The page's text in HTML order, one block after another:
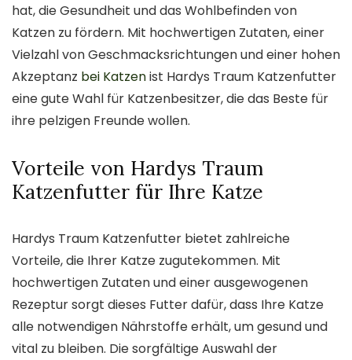
hat, die Gesundheit und das Wohlbefinden von
Katzen zu fördern. Mit hochwertigen Zutaten, einer
Vielzahl von Geschmacksrichtungen und einer hohen
Akzeptanz bei Katzenist Hardys Traum Katzenfutter
eine gute Wahl für Katzenbesitzer, die das Beste für
ihre pelzigen Freunde wollen.
Vorteile von Hardys Traum
Katzenfutter für Ihre Katze
Hardys Traum Katzenfutter bietet zahlreiche
Vorteile, die Ihrer Katze zugutekommen. Mit
hochwertigen Zutaten und einer ausgewogenen
Rezeptur sorgt dieses Futter dafür, dass Ihre Katze
alle notwendigen Nährstoffe erhält, um gesund und
vital zu bleiben. Die sorgfältige Auswahl der